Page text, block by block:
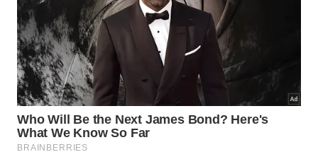
Cuidados Essenciais
Itens recomendados para
manutenção
Veja o que você deve utilizar para manter a